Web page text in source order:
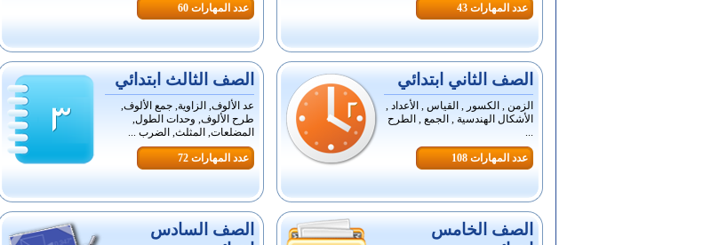
عدد المهارات 43 عدد المهارات 60
الصف الثاني ابتدائي
الزمن , الكسور , القياس , الأعداد ,
الأشكال الهندسية , الجمع , الطرح
...
عدد المهارات 108
الصف الثالث ابتدائي
عد الألوف, الزاوية, جمع الألوف,
طرح الألوف, وحدات الطول,
المضلعات, المثلث, الضرب ...
عدد المهارات 72
الصف الخامس
الصف السادس